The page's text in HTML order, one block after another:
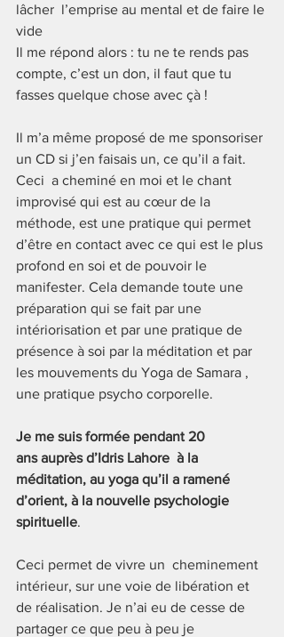
lâcher  l’emprise au mental et de faire le
vide
Il me répond alors : tu ne te rends pas
compte, c’est un don, il faut que tu
fasses quelque chose avec çà !
Il m’a même proposé de me sponsoriser
un CD si j’en faisais un, ce qu’il a fait.
Ceci  a cheminé en moi et le chant
improvisé qui est au cœur de la
méthode, est une pratique qui permet
d’être en contact avec ce qui est le plus
profond en soi et de pouvoir le
manifester. Cela demande toute une
préparation qui se fait par une
intériorisation et par une pratique de
présence à soi par la méditation et par
les mouvements du Yoga de Samara ,
une pratique psycho corporelle.
Je me suis formée pendant 20
ans auprès d’Idris Lahore  à la
méditation, au yoga qu’il a ramené
d’orient, à la nouvelle psychologie
spirituelle.
Ceci permet de vivre un  cheminement
intérieur, sur une voie de libération et
de réalisation. Je n’ai eu de cesse de
partager ce que peu à peu je